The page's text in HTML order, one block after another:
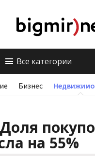
Все категории
Бизнес
на 55%